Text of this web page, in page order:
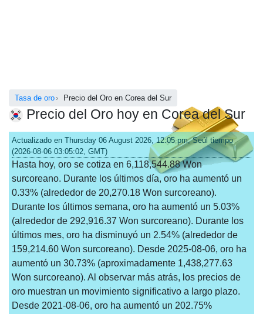
Tasa de oro Precio del Oro en Corea del Sur
Precio del Oro hoy en Corea del Sur
Actualizado en Thursday 06 August 2026, 12:05 pm, Seúl tiempo
(2026-08-06 03:05:02, GMT)
Hasta hoy, oro se cotiza en 6,118,544.88 Won
surcoreano. Durante los últimos día, oro ha aumentó un
0.33% (alrededor de 20,270.18 Won surcoreano).
Durante los últimos semana, oro ha aumentó un 5.03%
(alrededor de 292,916.37 Won surcoreano). Durante los
últimos mes, oro ha disminuyó un 2.54% (alrededor de
159,214.60 Won surcoreano). Desde 2025-08-06, oro ha
aumentó un 30.73% (aproximadamente 1,438,277.63
Won surcoreano). Al observar más atrás, los precios de
oro muestran un movimiento significativo a largo plazo.
Desde 2021-08-06, oro ha aumentó un 202.75%